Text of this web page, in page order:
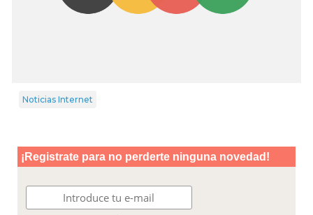
Noticias Internet